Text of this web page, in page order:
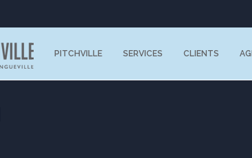
PITCHVILLE SERVICES CLIENTS